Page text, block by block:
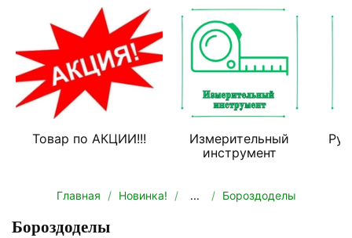
Товар по АКЦИИ!!!
Измерительный
инструмент
Главная Новинка! ... Бороздоделы
Бороздоделы